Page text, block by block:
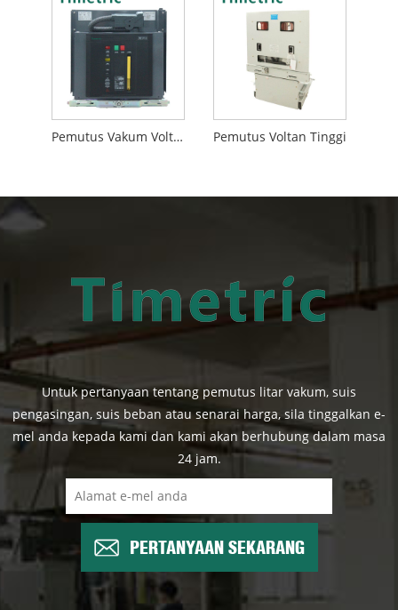
Pemutus Vakum Voltan Tinggi Pemutus Voltan Tinggi
Untuk pertanyaan tentang pemutus litar vakum, suis
pengasingan, suis beban atau senarai harga, sila tinggalkan e-
mel anda kepada kami dan kami akan berhubung dalam masa
24 jam.
PERTANYAAN SEKARANG